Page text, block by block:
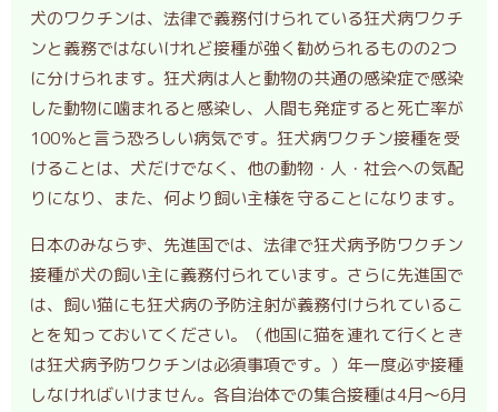
犬のワクチンは、法律で義務付けられている狂犬病ワクチ
ンと義務ではないけれど接種が強く勧められるものの2つ
に分けられます。狂犬病は人と動物の共通の感染症で感染
した動物に噛まれると感染し、人間も発症すると死亡率が
100％と言う恐ろしい病気です。狂犬病ワクチン接種を受
けることは、犬だけでなく、他の動物・人・社会への気配
りになり、また、何より飼い主様を守ることになります。
日本のみならず、先進国では、法律で狂犬病予防ワクチン
接種が犬の飼い主に義務付られています。さらに先進国で
は、飼い猫にも狂犬病の予防注射が義務付けられているこ
とを知っておいてください。（他国に猫を連れて行くとき
は狂犬病予防ワクチンは必須事項です。）年一度必ず接種
しなければいけません。各自治体での集合接種は4月～6月